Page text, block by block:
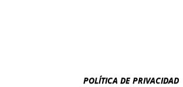
POLÍTICA DE PRIVACIDAD